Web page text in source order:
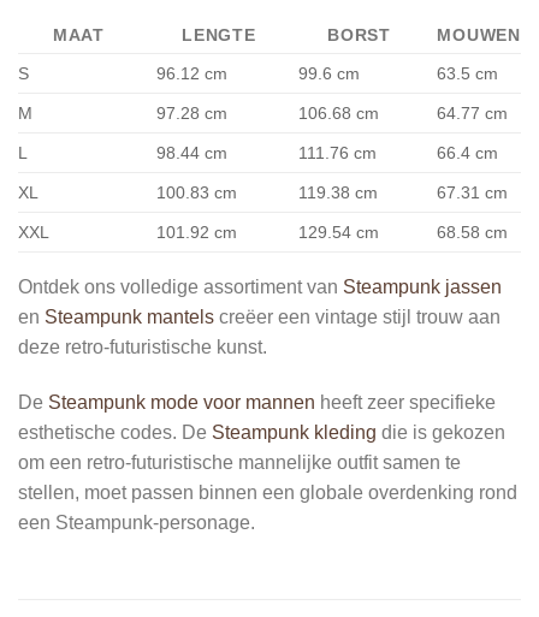
MAAT LENGTE BORST
MOUWEN
S
96.12 cm 99.6 cm 63.5 cm
M 97.28 cm 106.68 cm 64.77 cm
L 98.44 cm 111.76 cm 66.4 cm
XL 100.83 cm 119.38 cm 67.31 cm
XXL 101.92 cm 129.54 cm 68.58 cm
Ontdek ons volledige assortiment van Steampunk jassen
en Steampunk mantels creëer een vintage stijl trouw aan
deze retro-futuristische kunst.
De Steampunk mode voor mannen heeft zeer specifieke
esthetische codes. De Steampunk kleding die is gekozen
om een ​​retro-futuristische mannelijke outfit samen te
stellen, moet passen binnen een globale overdenking rond
een Steampunk-personage.